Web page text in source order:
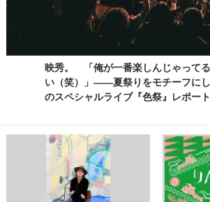
映秀。 「俺が一番楽しんじゃって
い（笑）」――夏祭りをモチーフに
のスペシャルライブ『色祭』レポート